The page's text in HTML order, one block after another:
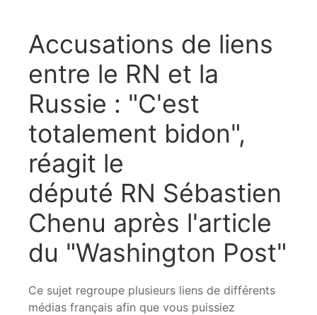
Accusations de liens
entre le RN et la
Russie : "C'est
totalement bidon",
réagit le
député RN Sébastien
Chenu après l'article
du "Washington Post"
Ce sujet regroupe plusieurs liens de différents
médias français afin que vous puissiez